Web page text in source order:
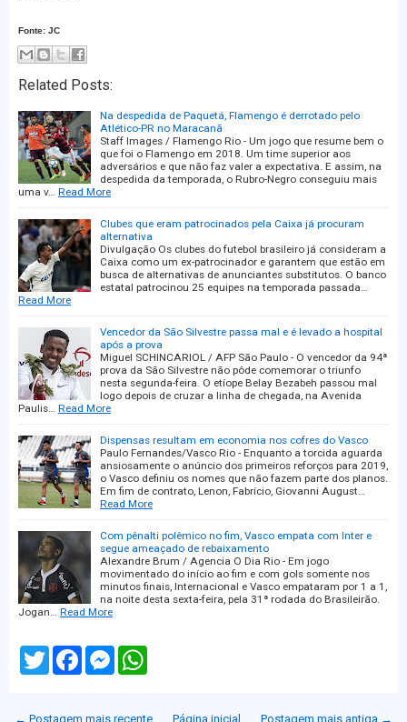
Fonte: JC
Related Posts:
Na despedida de Paquetá, Flamengo é derrotado pelo
Atlético-PR no Maracanã
Staff Images / Flamengo Rio - Um jogo que resume bem o
que foi o Flamengo em 2018. Um time superior aos
adversários e que não faz valer a expectativa. E assim, na
despedida da temporada, o Rubro-Negro conseguiu mais
uma v… Read More
Clubes que eram patrocinados pela Caixa já procuram
alternativa
Divulgação Os clubes do futebol brasileiro já consideram a
Caixa como um ex-patrocinador e garantem que estão em
busca de alternativas de anunciantes substitutos. O banco
estatal patrocinou 25 equipes na temporada passada…
Read More
Vencedor da São Silvestre passa mal e é levado a hospital
após a prova
Miguel SCHINCARIOL / AFP São Paulo - O vencedor da 94ª
prova da São Silvestre não pôde comemorar o triunfo
nesta segunda-feira. O etíope Belay Bezabeh passou mal
logo depois de cruzar a linha de chegada, na Avenida
Paulis… Read More
Dispensas resultam em economia nos cofres do Vasco
Paulo Fernandes/Vasco Rio - Enquanto a torcida aguarda
ansiosamente o anúncio dos primeiros reforços para 2019,
o Vasco definiu os nomes que não fazem parte dos planos.
Em fim de contrato, Lenon, Fabrício, Giovanni August…
Read More
Com pênalti polêmico no fim, Vasco empata com Inter e
segue ameaçado de rebaixamento
Alexandre Brum / Agencia O Dia Rio - Em jogo
movimentado do início ao fim e com gols somente nos
minutos finais, Internacional e Vasco empataram por 1 a 1,
na noite desta sexta-feira, pela 31ª rodada do Brasileirão.
Jogan… Read More
T
w
F
M
← Postagem mais recente Postagem mais antiga →
Página inicial